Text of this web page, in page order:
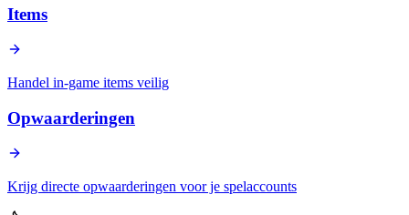
Items
Handel in-game items veilig
Opwaarderingen
Krijg directe opwaarderingen voor je spelaccounts